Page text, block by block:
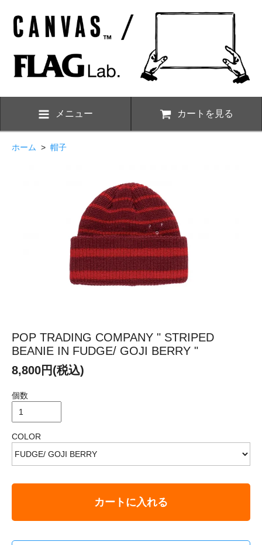
メニュー カートを見る
ホーム > 帽子
POP TRADING COMPANY " STRIPED
BEANIE IN FUDGE/ GOJI BERRY "
8,800円(税込)
個数
COLOR
カートに入れる